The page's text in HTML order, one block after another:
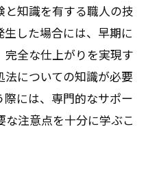
知識を有する職人の技
した場合には、早期に
全な仕上がりを実現す
法についての知識が必要
には、専門的なサポー
な注意点を十分に学ぶこ